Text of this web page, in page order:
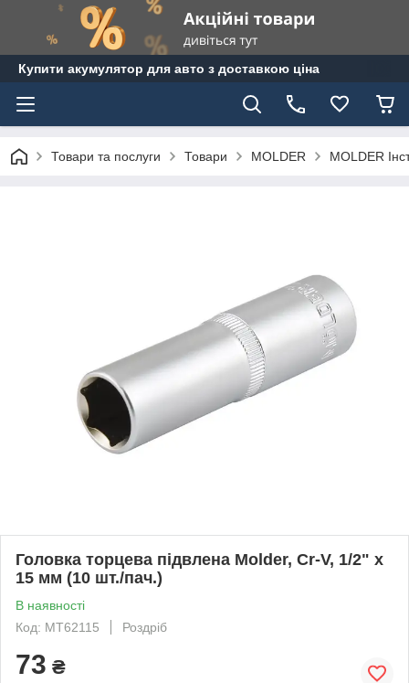
Купити акумулятор для авто з доставкою ціна
Товари та послуги Товари MOLDER MOLDER
Головка торцева підвлена Molder, Cr-V, 1/2" x
15 мм (10 шт./пач.)
В наявності
Код: MT62115
Роздріб
73 ₴